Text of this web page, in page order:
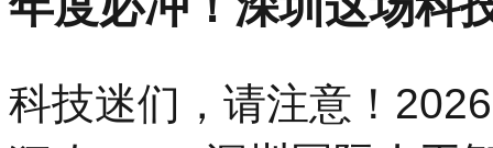
科技迷们，请注意！